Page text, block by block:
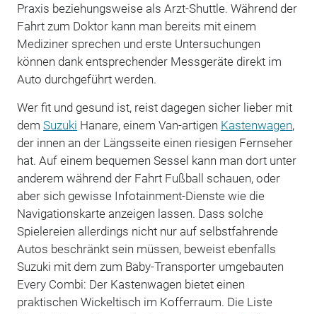
Praxis beziehungsweise als Arzt-Shuttle. Während der
Fahrt zum Doktor kann man bereits mit einem
Mediziner sprechen und erste Untersuchungen
können dank entsprechender Messgeräte direkt im
Auto durchgeführt werden.
Wer fit und gesund ist, reist dagegen sicher lieber mit
dem Suzuki Hanare, einem Van-artigen Kastenwagen,
der innen an der Längsseite einen riesigen Fernseher
hat. Auf einem bequemen Sessel kann man dort unter
anderem während der Fahrt Fußball schauen, oder
aber sich gewisse Infotainment-Dienste wie die
Navigationskarte anzeigen lassen. Dass solche
Spielereien allerdings nicht nur auf selbstfahrende
Autos beschränkt sein müssen, beweist ebenfalls
Suzuki mit dem zum Baby-Transporter umgebauten
Every Combi: Der Kastenwagen bietet einen
praktischen Wickeltisch im Kofferraum. Die Liste